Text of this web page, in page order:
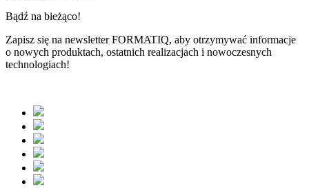
Bądź na bieżąco!
Zapisz się na newsletterFORMATIQ, aby otrzymywać informacje
o nowych produktach, ostatnich realizacjach i nowoczesnych
technologiach!